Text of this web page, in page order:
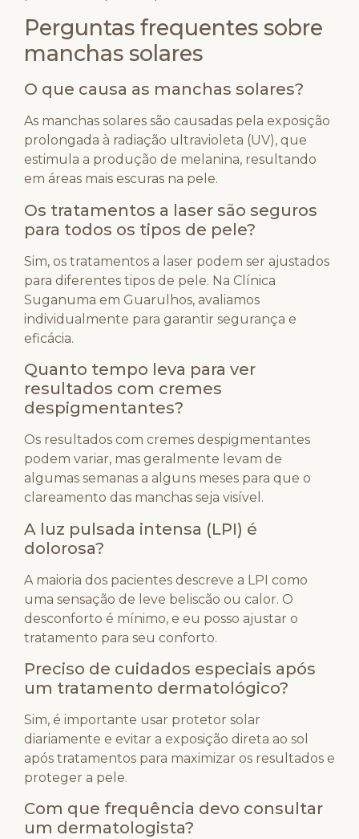
Perguntas frequentes sobre
manchas solares
O que causa as manchas solares?
As manchas solares são causadas pela exposição
prolongada à radiação ultravioleta (UV), que
estimula a produção de melanina, resultando
em áreas mais escuras na pele.
Os tratamentos a laser são seguros
para todos os tipos de pele?
Sim, os tratamentos a laser podem ser ajustados
para diferentes tipos de pele. Na Clínica
Suganuma em Guarulhos, avaliamos
individualmente para garantir segurança e
eficácia.
Quanto tempo leva para ver
resultados com cremes
despigmentantes?
Os resultados com cremes despigmentantes
podem variar, mas geralmente levam de
algumas semanas a alguns meses para que o
clareamento das manchas seja visível.
A luz pulsada intensa (LPI) é
dolorosa?
A maioria dos pacientes descreve a LPI como
uma sensação de leve beliscão ou calor. O
desconforto é mínimo, e eu posso ajustar o
tratamento para seu conforto.
Preciso de cuidados especiais após
um tratamento dermatológico?
Sim, é importante usar protetor solar
diariamente e evitar a exposição direta ao sol
após tratamentos para maximizar os resultados e
proteger a pele.
Com que frequência devo consultar
um dermatologista?